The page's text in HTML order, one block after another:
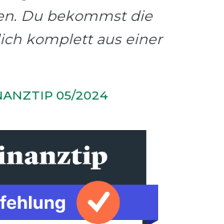
Du bekommst die
komplett aus einer
05/2024